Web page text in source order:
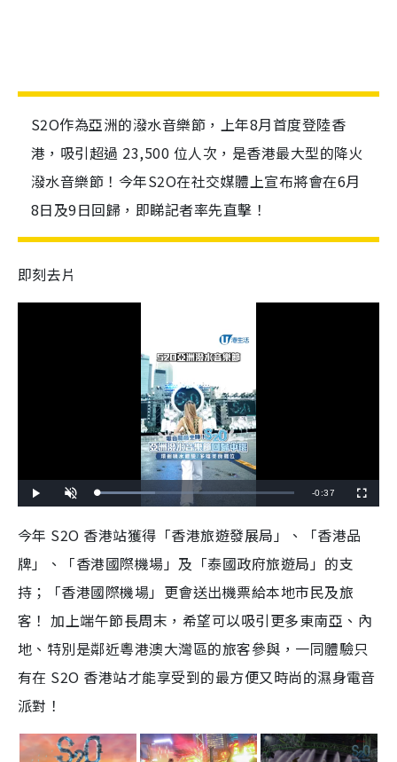
S2O作為亞洲的潑水音樂節，上年8月首度登陸香
港，吸引超過 23,500 位人次，是香港最大型的降火
潑水音樂節！今年S2O在社交媒體上宣布將會在6月
8日及9日回歸，即睇記者率先直擊！
即刻去片
l
n
t
e
L
o
e
d
2
9
1
9
R
a
i
n
i
n
T
i
-0:37
u
s
c
e
e
今年 S2O 香港站獲得「香港旅遊發展局」、「香港品
牌」、「香港國際機場」及「泰國政府旅遊局」的支
持；「香港國際機場」更會送出機票給本地市民及旅
客！ 加上端午節長周末，希望可以吸引更多東南亞、內
地、特別是鄰近粵港澳大灣區的旅客參與，一同體驗只
有在 S2O 香港站才能享受到的最方便又時尚的濕身電音
派對！